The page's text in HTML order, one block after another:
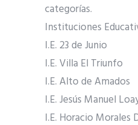
categorías.
Instituciones
I.E. 23 de Junio
I.E. Villa El Triunfo
I.E. Alto de Amados
I.E. Jesús Manuel
I.E. Horacio Morales